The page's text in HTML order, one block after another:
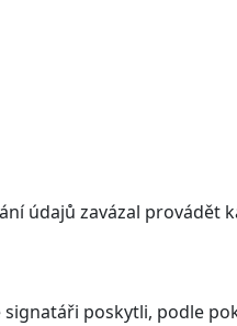
údajů zavázal provádět
poskytli, podle